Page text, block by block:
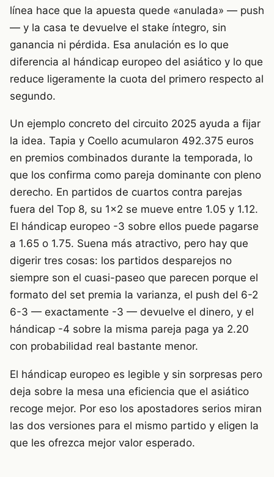
línea hace que la apuesta quede «anulada» — push
— y la casa te devuelve el stake íntegro, sin
ganancia ni pérdida. Esa anulación es lo que
diferencia al hándicap europeo del asiático y lo que
reduce ligeramente la cuota del primero respecto al
segundo.
Un ejemplo concreto del circuito 2025 ayuda a fijar
la idea. Tapia y Coello acumularon 492.375 euros
en premios combinados durante la temporada, lo
que los confirma como pareja dominante con pleno
derecho. En partidos de cuartos contra parejas
fuera del Top 8, su 1×2 se mueve entre 1.05 y 1.12.
El hándicap europeo -3 sobre ellos puede pagarse
a 1.65 o 1.75. Suena más atractivo, pero hay que
digerir tres cosas: los partidos desparejos no
siempre son el cuasi-paseo que parecen porque el
formato del set premia la varianza, el push del 6-2
6-3 — exactamente -3 — devuelve el dinero, y el
hándicap -4 sobre la misma pareja paga ya 2.20
con probabilidad real bastante menor.
El hándicap europeo es legible y sin sorpresas pero
deja sobre la mesa una eficiencia que el asiático
recoge mejor. Por eso los apostadores serios miran
las dos versiones para el mismo partido y eligen la
que les ofrezca mejor valor esperado.